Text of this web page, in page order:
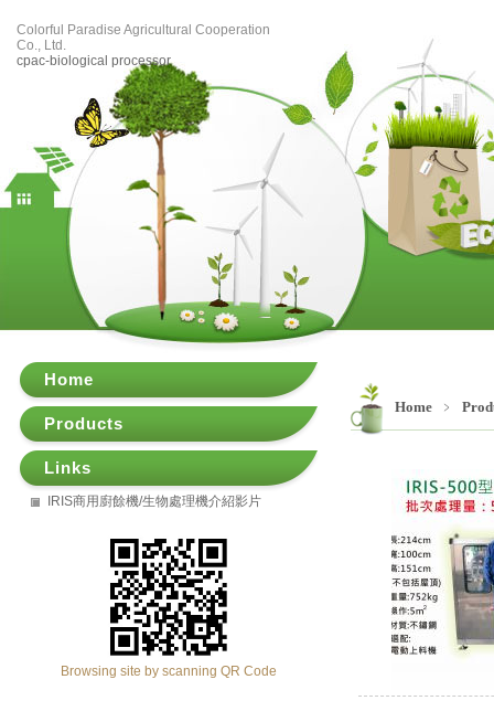
Colorful Paradise Agricultural Cooperation
Co., Ltd.
cpac-biological processor
Home ﹥
Home
Products
Links
IRIS商用廚餘機/生物處理機介紹影片
Browsing site by scanning QR Code